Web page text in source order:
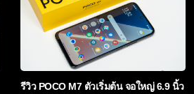
รีวิว POCO M7 ตัวเริ่มต้น จอใหญ่ 6.9 นิ้ว